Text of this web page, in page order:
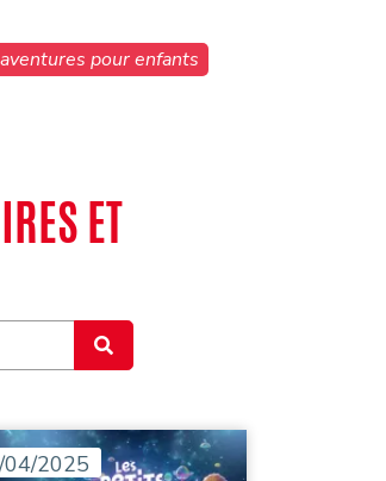
pour enfants
ET
04/2025